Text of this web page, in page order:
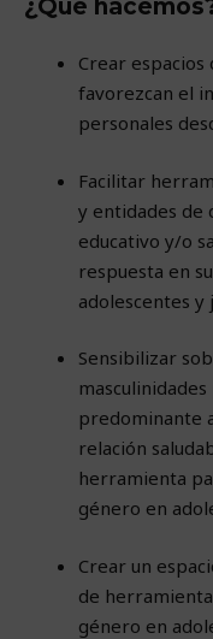
¿Qué
Crear
favorezcan el
personales
Facilitar
y entidades de
educativo y/o
respuesta en
adolescentes y
Sensibilizar
predominante
relación
herramienta
género en
Crear un
de
género en